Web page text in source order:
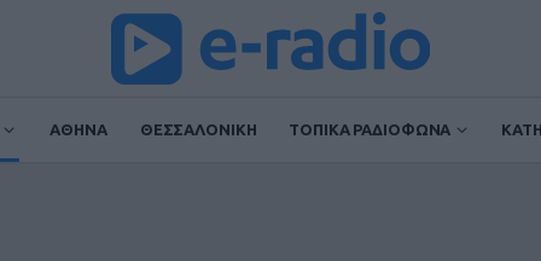
ΑΘΗΝΑ ΘΕΣΣΑΛΟΝΙΚΗ ΤΟΠΙΚΑ ΡΑΔΙΟΦΩΝΑ